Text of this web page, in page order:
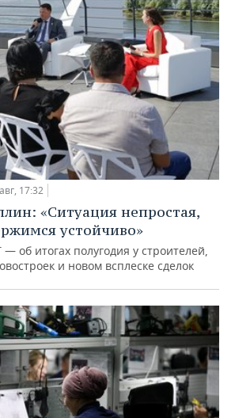
17:32
«Ситуация непростая,
устойчиво»
об итогах полугодия у строителей,
и новом всплеске сделок